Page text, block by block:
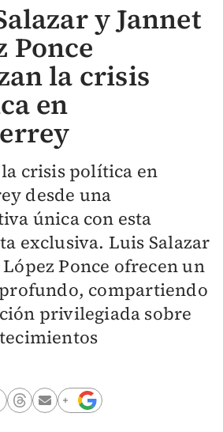
y Jannet
Ponce
la crisis
en
crisis política en
desde una
única con esta
exclusiva. Luis Salazar
López Ponce ofrecen un
compartiendo
privilegiada sobre